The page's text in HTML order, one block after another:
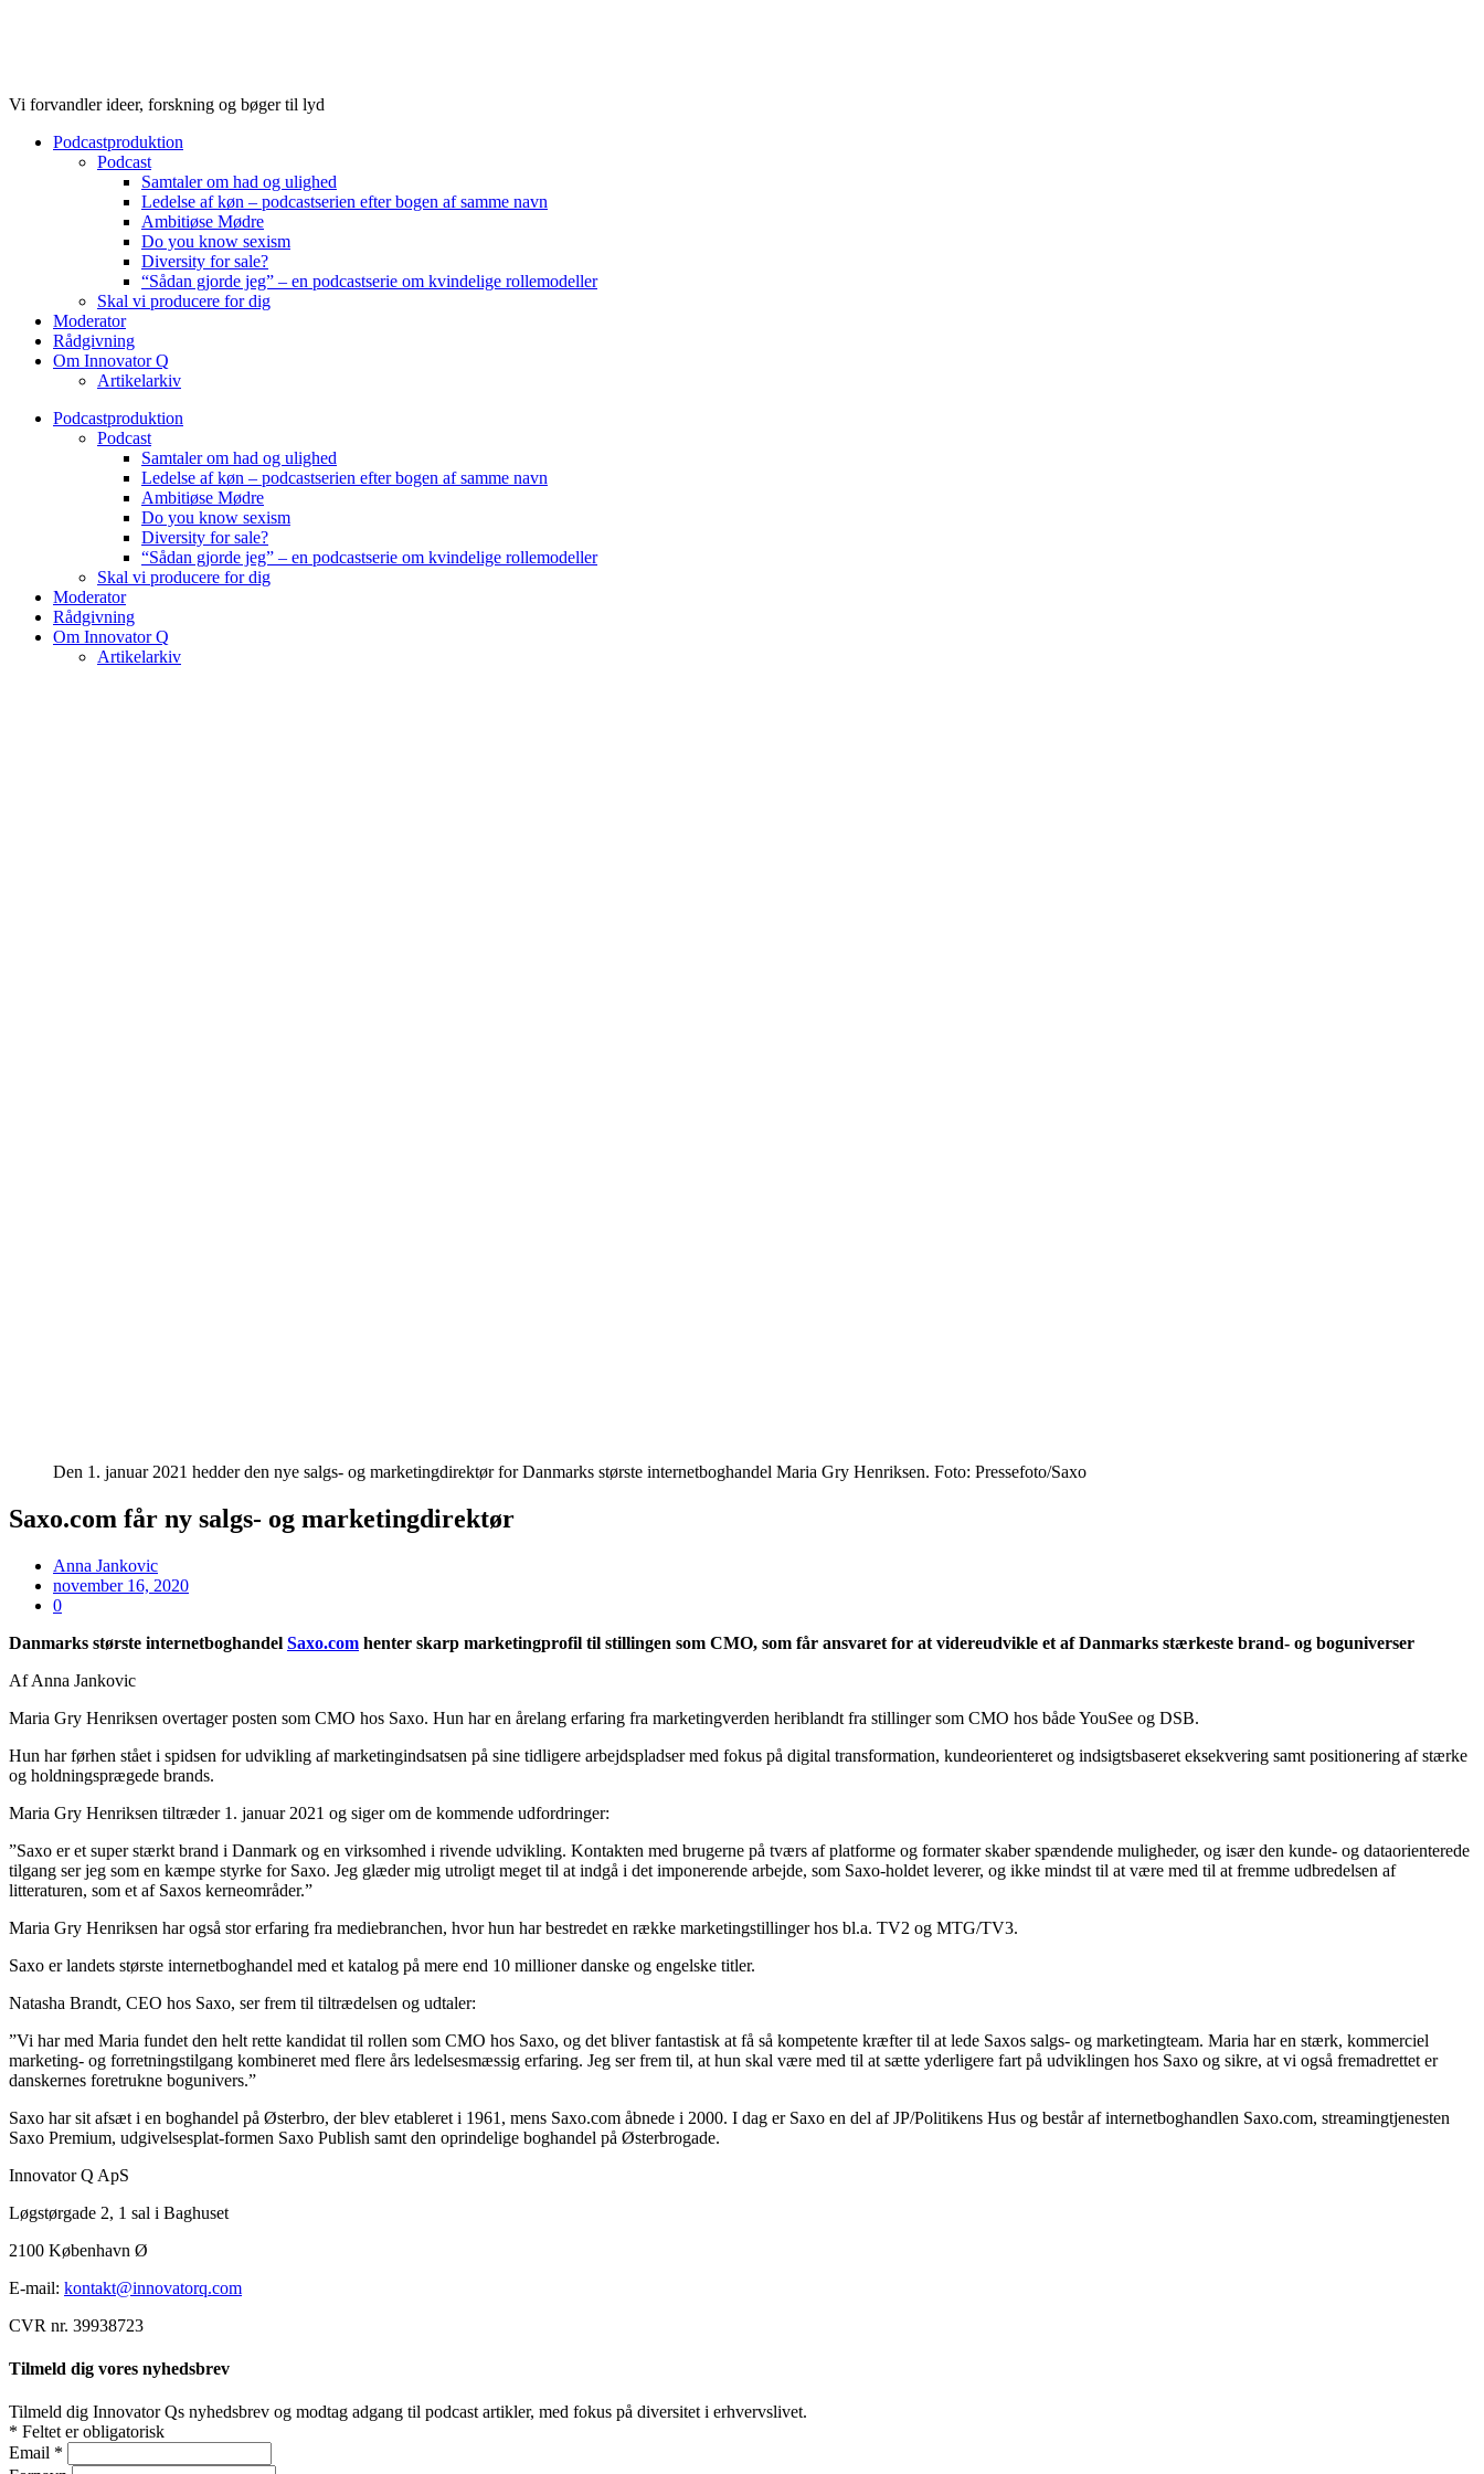
Vi forvandler ideer, forskning og bøger til lyd
Podcastproduktion
Podcast
Samtaler om had og ulighed
Ledelse af køn – podcastserien efter bogen af samme navn
Ambitiøse Mødre
Do you know sexism
Diversity for sale?
“Sådan gjorde jeg” – en podcastserie om kvindelige rollemodeller
Skal vi producere for dig
Moderator
Rådgivning
Om Innovator Q
Artikelarkiv
Podcastproduktion
Podcast
Samtaler om had og ulighed
Ledelse af køn – podcastserien efter bogen af samme navn
Ambitiøse Mødre
Do you know sexism
Diversity for sale?
“Sådan gjorde jeg” – en podcastserie om kvindelige rollemodeller
Skal vi producere for dig
Moderator
Rådgivning
Om Innovator Q
Artikelarkiv
Den 1. januar 2021 hedder den nye salgs- og marketingdirektør for Danmarks største internetboghandel Maria Gry Henriksen. Foto: Pressefoto/Saxo
Saxo.com får ny salgs- og marketingdirektør
Anna Jankovic
november 16, 2020
0
Danmarks største internetboghandel Saxo.com henter skarp marketingprofil til stillingen som CMO, som får ansvaret for at videreudvikle et af Danmarks stærkeste brand- og boguniverser
Af Anna Jankovic
Maria Gry Henriksen overtager posten som CMO hos Saxo. Hun har en årelang erfaring fra marketingverden heriblandt fra stillinger som CMO hos både YouSee og DSB.
Hun har førhen stået i spidsen for udvikling af marketingindsatsen på sine tidligere arbejdspladser med fokus på digital transformation, kundeorienteret og indsigtsbaseret eksekvering samt positionering af stærke
og holdningsprægede brands.
Maria Gry Henriksen tiltræder 1. januar 2021 og siger om de kommende udfordringer:
”Saxo er et super stærkt brand i Danmark og en virksomhed i rivende udvikling. Kontakten med brugerne på tværs af platforme og formater skaber spændende muligheder, og især den kunde- og dataorienterede
tilgang ser jeg som en kæmpe styrke for Saxo. Jeg glæder mig utroligt meget til at indgå i det imponerende arbejde, som Saxo-holdet leverer, og ikke mindst til at være med til at fremme udbredelsen af
litteraturen, som et af Saxos kerneområder.”
Maria Gry Henriksen har også stor erfaring fra mediebranchen, hvor hun har bestredet en række marketingstillinger hos bl.a. TV2 og MTG/TV3.
Saxo er landets største internetboghandel med et katalog på mere end 10 millioner danske og engelske titler.
Natasha Brandt, CEO hos Saxo, ser frem til tiltrædelsen og udtaler:
”Vi har med Maria fundet den helt rette kandidat til rollen som CMO hos Saxo, og det bliver fantastisk at få så kompetente kræfter til at lede Saxos salgs- og marketingteam. Maria har en stærk, kommerciel
marketing- og forretningstilgang kombineret med flere års ledelsesmæssig erfaring. Jeg ser frem til, at hun skal være med til at sætte yderligere fart på udviklingen hos Saxo og sikre, at vi også fremadrettet er
danskernes foretrukne bogunivers.”
Saxo har sit afsæt i en boghandel på Østerbro, der blev etableret i 1961, mens Saxo.com åbnede i 2000. I dag er Saxo en del af JP/Politikens Hus og består af internetboghandlen Saxo.com, streamingtjenesten
Saxo Premium, udgivelsesplat-formen Saxo Publish samt den oprindelige boghandel på Østerbrogade.
Innovator Q ApS
Løgstørgade 2, 1 sal i Baghuset
2100 København Ø
E-mail: kontakt@innovatorq.com
CVR nr. 39938723
Tilmeld dig vores nyhedsbrev
Tilmeld dig Innovator Qs nyhedsbrev og modtag adgang til podcast artikler, med fokus på diversitet i erhvervslivet.
* Feltet er obligatorisk
Email *